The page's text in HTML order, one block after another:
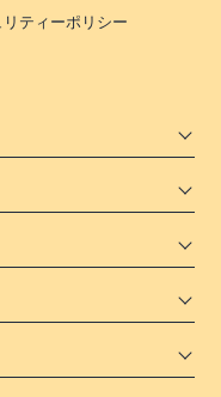
リティーポリシー